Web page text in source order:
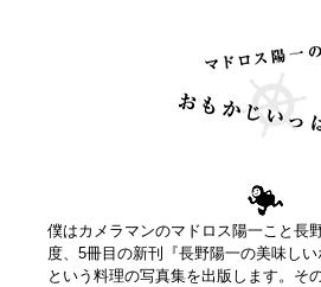
僕はカメラマンのマドロス陽一こと長
度、5冊目の新刊『長野陽一の美味し
という料理の写真集を出版します。そ